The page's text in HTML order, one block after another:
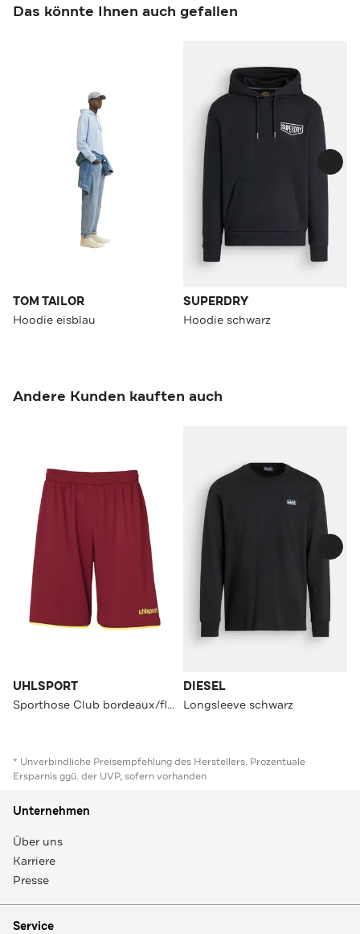
Das könnte Ihnen auch gefallen
TOM TAILOR
Hoodie eisblau
SUPERDRY
Hoodie schwarz
Andere Kunden kauften auch
UHLSPORT
Sporthose Club bordeaux/fluo gelb Straight
DIESEL
Longsleeve schwarz
* Unverbindliche Preisempfehlung des Herstellers. Prozentuale
Ersparnis ggü. der UVP, sofern vorhanden
Unternehmen
Über uns
Karriere
Presse
Service